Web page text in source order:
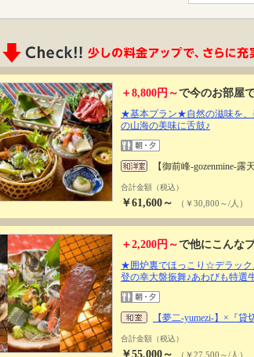
＋8,800円～で今のお部屋
★基本プラン★自然の滋味を、
の山海の美味に舌鼓♪
【御前峰-gozenmine-露
合計金額（税込）
￥61,600～ （￥30,800～/人）
＋2,200円～で他にこんな
★囲炉裏でほっこり☆デラッ
登の幸大盤振舞♪あわびも特選
【夢二-yumezi-】×『貸
合計金額（税込）
￥55,000～ （￥27,500～/人）